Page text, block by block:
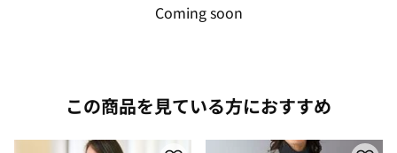
Coming soon
この商品を見ている方におすすめ